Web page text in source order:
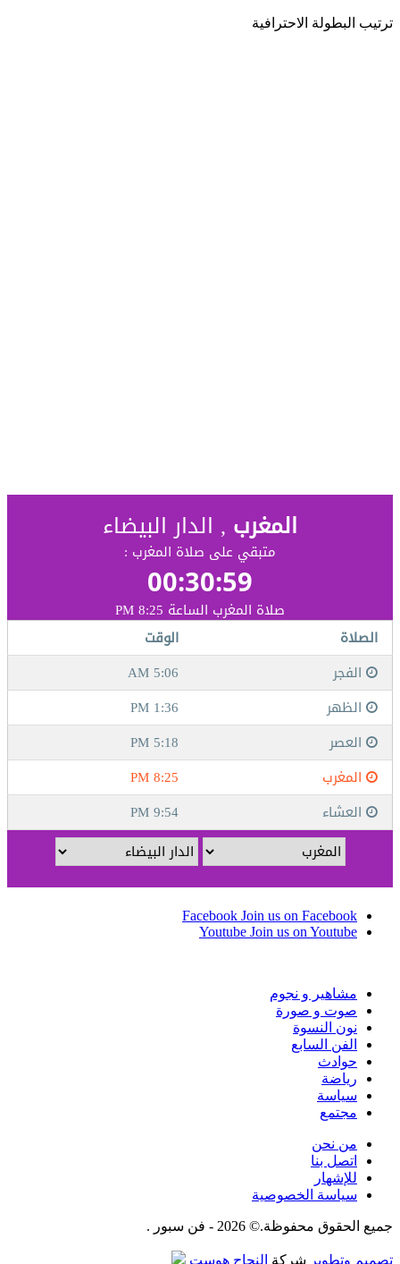
ترتيب البطولة الاحترافية
Facebook Join us on Facebook
Youtube Join us on Youtube
مشاهير و نجوم
صوت و صورة
نون النسوة
الفن السابع
حوادث
رياضة
سياسة
مجتمع
من نحن
اتصل بنا
للإشهار
سياسة الخصوصية
جميع الحقوق محفوظة.© 2026 - فن سبور .
تصميم وتطوير شركة النجاح هوست